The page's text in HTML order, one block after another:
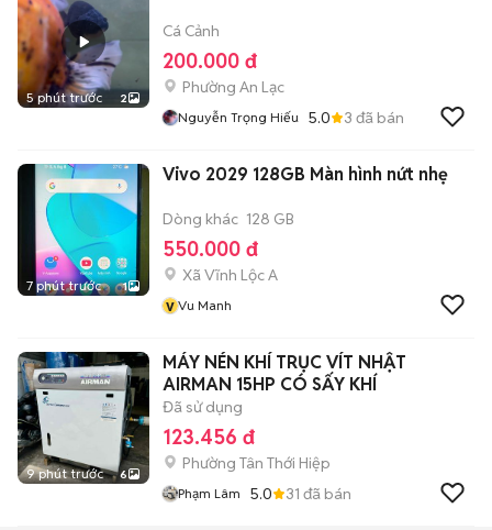
5 phút trước 2
Cá Cảnh
200.000 đ
Phường An Lạc
Nguyễn Trọng Hiếu 5.0 3 đã bán
7 phút trước 1
Vivo 2029 128GB Màn hình nứt nhẹ
Dòng khác 128 GB
550.000 đ
Xã Vĩnh Lộc A
v Vu Manh
9 phút trước 6
MÁY NÉN KHÍ TRỤC VÍT NHẬT
AIRMAN 15HP CÓ SẤY KHÍ
Đã sử dụng
123.456 đ
Phường Tân Thới Hiệp
Phạm Lâm 5.0 31 đã bán